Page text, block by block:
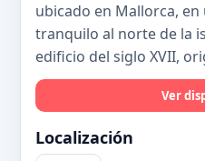
ubicado en Mallorca,
tranquilo al norte de la
edificio del siglo XVII,
Ver
Localización